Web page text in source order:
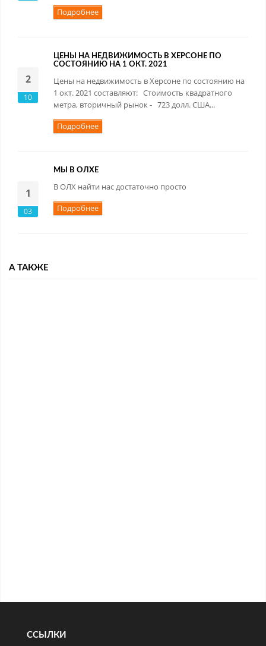
Подробнее
2
10
ЦЕНЫ НА НЕДВИЖИМОСТЬ В ХЕРСОНЕ ПО
СОСТОЯНИЮ НА 1 ОКТ. 2021
Цены на недвижимость в Херсоне по состоянию на
1 окт. 2021 составляют: Стоимость квадратного
метра, вторичный рынок - 723 долл. США...
Подробнее
1
03
МЫ В ОЛХЕ
В ОЛХ найти нас достаточно просто
Подробнее
А ТАКЖЕ
ССЫЛКИ